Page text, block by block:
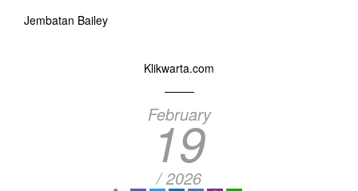
Jembatan Bailey
Klikwarta.com
February
19
/ 2026